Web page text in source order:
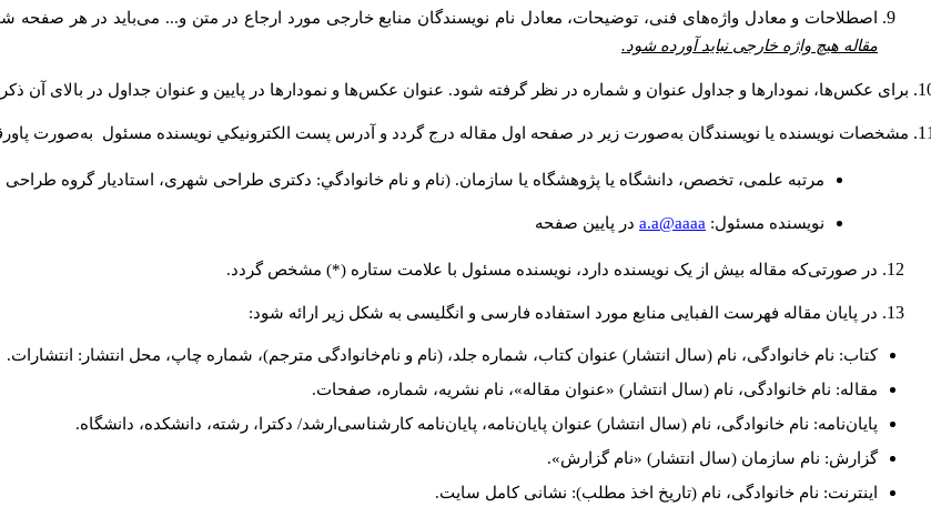
اصطلاحات و معادل واژه‌های فنی، توضیحات، معادل نام نویسندگان منابع خارجی مورد ارجاع در متن و... می‌باید در هر
مقاله هیچ واژه خارجی نباید آورده شود.
برای عکس‌ها، نمودارها و جداول عنوان و شماره در نظر گرفته شود. عنوان عکس‌ها و نمودارها در پایین و عنوان جداول در بالای آن
مشخصات نویسنده یا نویسندگان به‌صورت زیر در صفحه اول مقاله درج گردد و آدرس پست الكترونيكي نويسنده مسئول به‌صورت
مرتبه علمی، تخصص، دانشگاه یا پژوهشگاه یا سازمان. (نام و نام خانوادگي: دکتری طراحی شهری، استادیار گروه طراحی
نويسنده مسئول: a.a@aaaa در پايين صفحه
در صورتی‌که مقاله بیش از یک نویسنده دارد، نویسنده مسئول با علامت ستاره (*) مشخص گردد.
در پایان مقاله فهرست الفبایی منابع مورد استفاده فارسی و انگلیسی به شکل زیر ارائه شود:
کتاب: نام خانوادگی، نام (سال انتشار) عنوان کتاب، شماره جلد، (نام و نام‌خانوادگی مترجم)، شماره چاپ، محل انتشار: انتشارات.
مقاله: نام خانوادگی، نام (سال انتشار) «عنوان مقاله»، نام نشریه، شماره، صفحات.
پایان‌نامه: نام خانوادگی، نام (سال انتشار) عنوان پایان‌نامه، پایان‌نامه کارشناسی‌ارشد/ دکترا، رشته، دانشکده، دانشگاه.
گزارش: نام سازمان (سال انتشار) «نام گزارش».
اینترنت: نام خانوادگی، نام (تاریخ اخذ مطلب): نشانی کامل سایت.